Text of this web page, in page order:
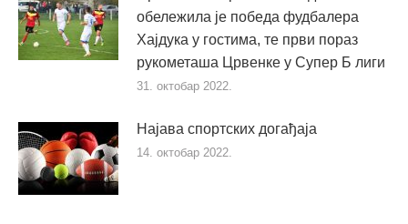
обележила је победа фудбалера
Хајдука у гостима, те први пораз
рукометаша Црвенке у Супер Б лиги
31. октобар 2022.
Најава спортских догађаја
14. октобар 2022.